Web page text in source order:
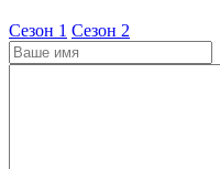
Cезон 1 Cезон 2